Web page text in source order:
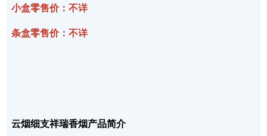
小盒零售价：不详
条盒零售价：不详
云烟细支祥瑞香烟产品简介